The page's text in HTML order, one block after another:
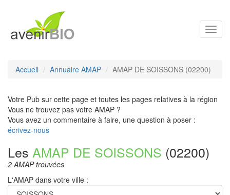
Accueil Annuaire AMAP AMAP DE SOISSONS (02200)
Votre Pub sur cette page et toutes les pages relatives à la région
Vous ne trouvez pas votre AMAP ?
Vous avez un commentaire à faire, une question à poser :
écrivez-nous
Les AMAP DE SOISSONS (02200)
2 AMAP trouvées
L'AMAP dans votre ville :